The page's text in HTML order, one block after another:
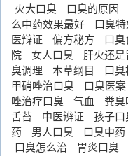
火大口臭 口臭的原因
么中药效果最好
口臭
医辩证
偏方秘方 口
院
女人口臭 肝火还是
臭调理
本草纲目 口
甲硝唑治口臭
口臭医案
唑治疗口臭
气血 粪臭
舌苔
中医辨证 孩子口
药
男人口臭 口臭中药
口臭怎么治
胃炎口臭